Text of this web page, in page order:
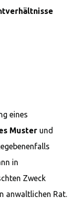
eines
Muster und
in
Zweck
anwaltlichen Rat.